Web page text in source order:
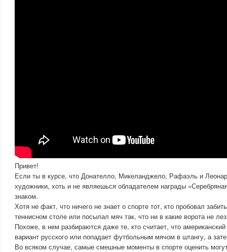
Привет!
Если ты в курсе, что Донателло, Микеланджело, Рафаэль и
художники, хоть и не являешься обладателем награды
знаком.
Хотя не факт, что ничего не знает о спорте тот, кто пробовал
теннисном столе или посылал мяч так, что ни в какие ворота не
Похоже, в нем разбираются даже те, кто считает, что
вариант русского или попадает футбольным мячом в штангу, а
Во всяком случае, самые смешные моменты в спорте оценить